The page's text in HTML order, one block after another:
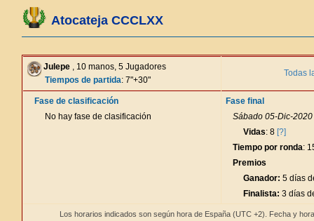
Atocateja CCCLXX
Julepe , 10 manos, 5 Jugadores
Tiempos de partida: 7"+30"
Todas
Fase de clasificación
No hay fase de clasificación
Fase final
Sábado 05-Dic-
Vidas: 8 [?]
Tiempo por ronda:
Premios
Ganador: 5 días
Finalista: 3 días
Los horarios indicados son según hora de España (UTC +2). Fecha y